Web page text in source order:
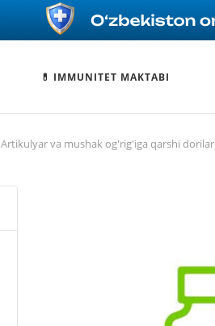
💊 IMMUNITET MAKTABI
Artikulyar va mushak og'rig'iga qarshi dorilar